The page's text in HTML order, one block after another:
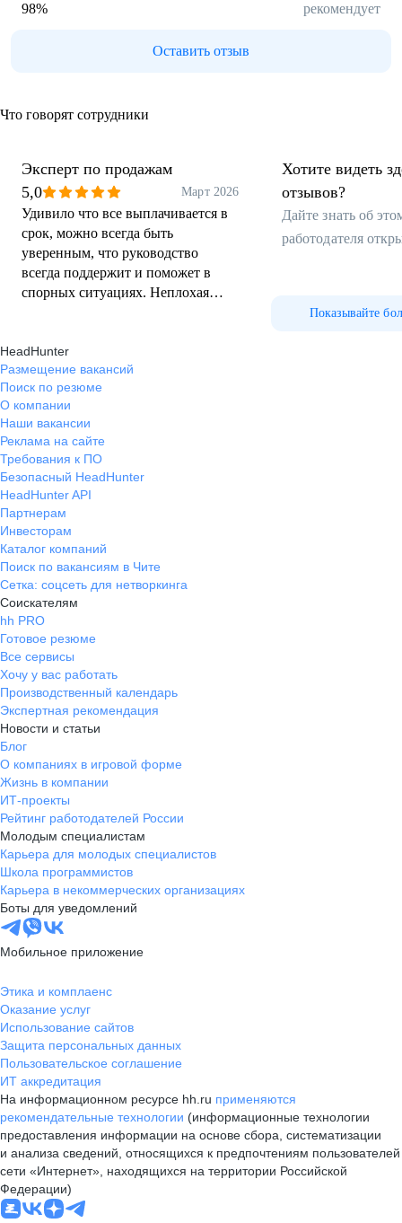
98% рекомендует
Оставить отзыв
Что говорят сотрудники
Эксперт по продажам
5,0
Март 2026
Удивило что все выплачивается в
срок, можно всегда быть
уверенным, что руководство
всегда поддержит и поможет в
спорных ситуациях. Неплохая
Хотите видеть
отзывов?
Дайте знать об
работодателя
Показывайте
HeadHunter
Размещение вакансий
Поиск по резюме
О компании
Наши вакансии
Реклама на сайте
Требования к ПО
Безопасный HeadHunter
HeadHunter API
Партнерам
Инвесторам
Каталог компаний
Поиск по вакансиям в Чите
Сетка: соцсеть для нетворкинга
Соискателям
hh PRO
Готовое резюме
Все сервисы
Хочу у вас работать
Производственный календарь
Экспертная рекомендация
Новости и статьи
Блог
О компаниях в игровой форме
Жизнь в компании
ИТ-проекты
Рейтинг работодателей России
Молодым специалистам
Карьера для молодых специалистов
Школа программистов
Карьера в некоммерческих организациях
Боты для уведомлений
Мобильное приложение
Этика и комплаенс
Оказание услуг
Использование сайтов
Защита персональных данных
Пользовательское соглашение
ИТ аккредитация
На информационном ресурсе hh.ru применяются
рекомендательные технологии (информационные технологии
предоставления информации на основе сбора, систематизации
и анализа сведений, относящихся к предпочтениям пользователей
сети «Интернет», находящихся на территории Российской
Федерации)